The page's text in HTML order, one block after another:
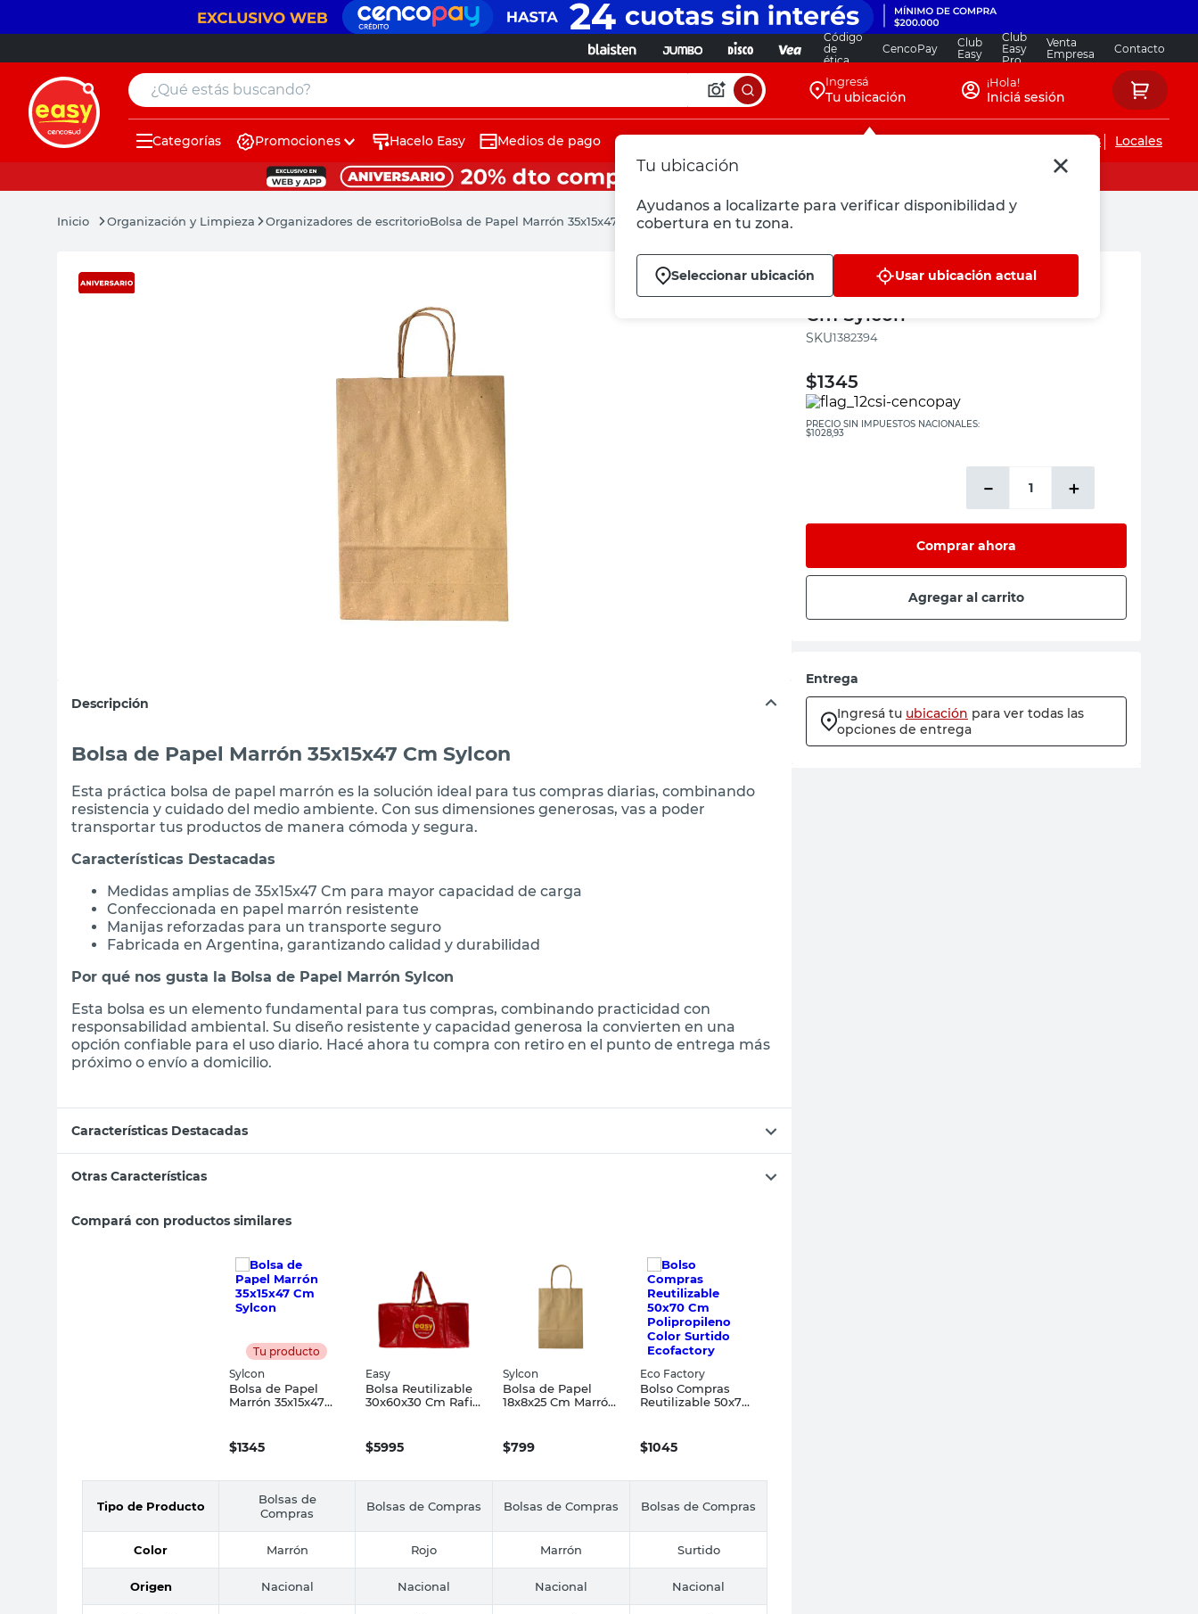
Código
de
ética
CencoPay
Club
Easy
Club
Easy
Pro
Venta
Empresa
Contacto
¿Qué estás buscando? Ingresá
Tu ubicación
Tu ubicación
Ayudanos a localizarte para verificar disponibilidad y
cobertura en tu zona.
Seleccionar ubicación Usar ubicación actual
¡Hola!
Iniciá sesión
Categorías Promociones Hacelo Easy Medios de pago Servicios de instalaciones Locales
Organización y Limpieza Organizadores de escritorioBolsa de Papel Marrón 35x15x47 Cm Sylcon
Descripción
Bolsa de Papel Marrón 35x15x47 Cm Sylcon
Esta práctica bolsa de papel marrón es la solución ideal para tus compras diarias, combinando
resistencia y cuidado del medio ambiente. Con sus dimensiones generosas, vas a poder
transportar tus productos de manera cómoda y segura.
Características Destacadas
Medidas amplias de 35x15x47 Cm para mayor capacidad de carga
Confeccionada en papel marrón resistente
Manijas reforzadas para un transporte seguro
Fabricada en Argentina, garantizando calidad y durabilidad
Por qué nos gusta la Bolsa de Papel Marrón Sylcon
Esta bolsa es un elemento fundamental para tus compras, combinando practicidad con
responsabilidad ambiental. Su diseño resistente y capacidad generosa la convierten en una
opción confiable para el uso diario. Hacé ahora tu compra con retiro en el punto de entrega más
próximo o envío a domicilio.
Características Destacadas
Otras Características
Compará con productos similares
Tu producto
Sylcon
Bolsa de Papel
Marrón 35x15x47
$1345
Easy
Bolsa Reutilizable
30x60x30 Cm Rafia
$5995
Sylcon
Bolsa de Papel
18x8x25 Cm Marrón
$799
Eco Factory
Bolso Compras
Reutilizable 50x70
Ecofactory
$1045
Tipo de Producto
Bolsas de
Compras
Bolsas de Compras Bolsas de Compras Bolsas de Compras
Color Marrón Rojo Marrón Surtido
Origen Nacional Nacional Nacional Nacional
Sylcon
Bolsa de Papel Marrón 35x15x47
Cm Sylcon
:1382394
$1345
PRECIO SIN IMPUESTOS NACIONALES:
$1028,93
＋
－
Comprar ahora
Agregar al carrito
Entrega
Ingresá tu ubicación para ver todas las
opciones de entrega
muebles